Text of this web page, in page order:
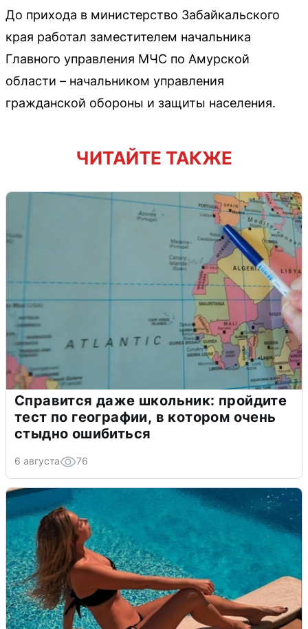
До прихода в министерство Забайкальского
края работал заместителем начальника
Главного управления МЧС по Амурской
области – начальником управления
гражданской обороны и защиты населения.
ЧИТАЙТЕ ТАКЖЕ
Справится даже школьник: пройдите
тест по географии, в котором очень
стыдно ошибиться
6 августа 76